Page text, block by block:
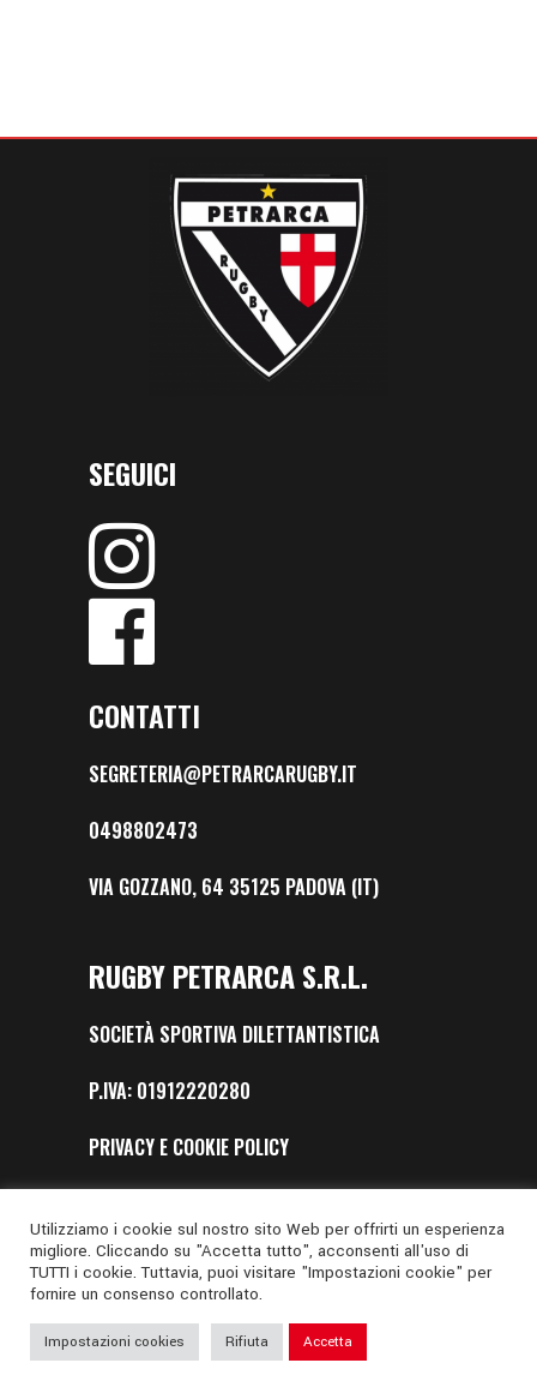
SEGUICI
CONTATTI
SEGRETERIA@PETRARCARUGBY.IT
0498802473
VIA GOZZANO, 64 35125 PADOVA (IT)
RUGBY PETRARCA S.R.L.
SOCIETÀ SPORTIVA DILETTANTISTICA
P.IVA: 01912220280
PRIVACY E COOKIE POLICY
Web Design by Digital Nation
Utilizziamo i cookie sul nostro sito Web per offrirti un esperienza
migliore. Cliccando su "Accetta tutto", acconsenti all'uso di
TUTTI i cookie. Tuttavia, puoi visitare "Impostazioni cookie" per
fornire un consenso controllato.
Impostazioni cookies Rifiuta Accetta